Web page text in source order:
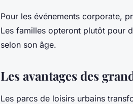
Pour les événements corporate,
Les familles opteront plutôt pour
selon son âge.
Les avantages des
Les parcs de loisirs urbains